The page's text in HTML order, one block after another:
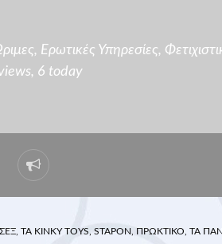
, Ερωτικές Υπηρεσίες,
6 today
ΤΑ KINKY TOYS, STAPON, ΠΡΩΚΤΙΚΟ, ΤΑ